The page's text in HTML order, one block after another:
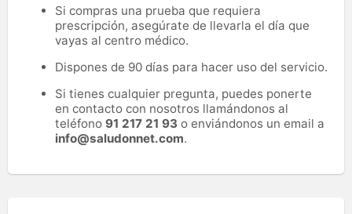
Si compras una prueba que requiera
prescripción, asegúrate de llevarla el día que
vayas al centro médico.
Dispones de 90 días para hacer uso del servicio.
Si tienes cualquier pregunta, puedes ponerte
en contacto con nosotros llamándonos al
teléfono 91 217 21 93 o enviándonos un email a
info@saludonnet.com.